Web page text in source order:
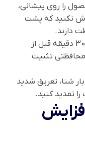
را روی پیشانی،
نکنید که پشت
دارند.
اجازه دهید محصول 20 تا 30 دقیقه قبل از
محافظتی تثبیت
بار شنا، تعریق شدید
تمدید کنید.